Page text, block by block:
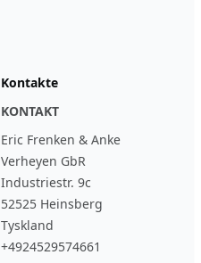
Kontakte
KONTAKT
Eric Frenken & Anke
Verheyen GbR
Industriestr. 9c
52525 Heinsberg
Tyskland
+4924529574661